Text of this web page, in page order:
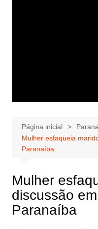
Página inicial
Mulher esfaqueia
Paranaíba
Mulher
discussão
Paranaíba